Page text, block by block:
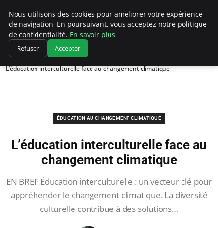
Climatedebtagents
Accueil
Éducation au changement climatique
L’éducation interculturelle face au changement climatique
ÉDUCATION AU CHANGEMENT CLIMATIQUE
L’éducation interculturelle face au
changement climatique
EN BREF Éducation interculturelle : un vecteur clé pour
appréhender le changement climatique. La diversité
culturelle contribue à des solutions…
Nous utilisons des cookies pour améliorer votre expérience
de navigation. En poursuivant, vous acceptez notre politique
de confidentialité. En savoir plus
Refuser Accepter